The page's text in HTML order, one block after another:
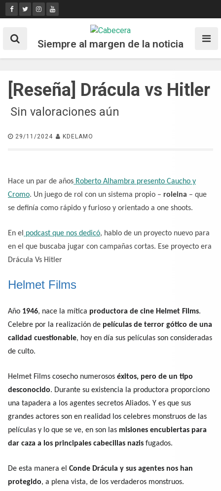
Skip
to
Siempre al margen de la noticia
[Reseña] Drácula vs Hitler
Sin valoraciones aún
29/11/2024 KDELAMO
Hace un par de años Roberto Alhambra presento Caucho y
Cromo. Un juego de rol con un sistema propio – roleina – que
se definía como rápido y furioso y orientado a one shoots.
En el podcast que nos dedicó, hablo de un proyecto nuevo para
en el que buscaba jugar con campañas cortas. Ese proyecto era
Drácula Vs Hitler
Helmet Films
Año 1946, nace la mítica productora de cine Helmet Films.
Celebre por la realización de películas de terror gótico de una
calidad cuestionable, hoy en día sus películas son consideradas
de culto.
Helmet Films cosecho numerosos éxitos, pero de un tipo
desconocido. Durante su existencia la productora proporciono
una tapadera a los agentes secretos Aliados. Y es que sus
grandes actores son en realidad los celebres monstruos de las
películas y lo que se ve, en son las misiones encubiertas para
dar caza a los principales cabecillas nazis fugados.
De esta manera el Conde Drácula y sus agentes nos han
protegido, a plena vista, de los verdaderos monstruos.